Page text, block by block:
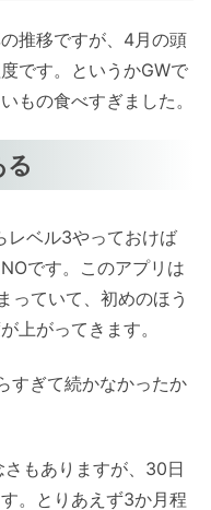
推移ですが、4月の頭
です。というかGWで
もの食べすぎました。
レベル3やっておけば
です。このアプリは
っていて、初めのほう
上がってきます。
すぎて続かなかったか
もありますが、30日
。とりあえず3か月程